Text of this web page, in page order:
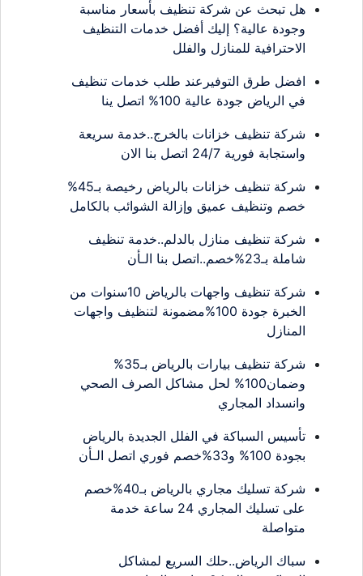
هل تبحث عن شركة تنظيف بأسعار مناسبة
وجودة عالية؟ إليك أفضل خدمات التنظيف
الاحترافية للمنازل والفلل
افضل طرق التوفيرعند طلب خدمات تنظيف
في الرياض جودة عالية 100% اتصل ينا
شركة تنظيف خزانات بالخرج..خدمة سريعة
واستجابة فورية 24/7 اتصل بنا الان
شركة تنظيف خزانات بالرياض رخيصة بـ45%
خصم وتنظيف عميق وإزالة الشوائب بالكامل
شركة تنظيف منازل بالدلم..خدمة تنظيف
شاملة بـ23%خصم..اتصل بنا الـأن
شركة تنظيف واجهات بالرياض 10سنوات من
الخبرة جودة 100%مضمونة لتنظيف واجهات
المنازل
شركة تنظيف بيارات بالرياض بـ35%
وضمان100% لحل مشاكل الصرف الصحي
وانسداد المجاري
تأسيس السباكة في الفلل الجديدة بالرياض
بجودة 100% و33%خصم فوري اتصل الـأن
شركة تسليك مجاري بالرياض بـ40%خصم
على تسليك المجاري 24 ساعة خدمة
متواصلة
سباك الرياض..حلك السريع لمشاكل